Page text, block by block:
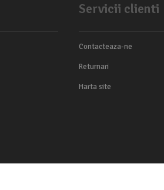
Servicii clienti
Contacteaza-ne
Returnari
Harta site